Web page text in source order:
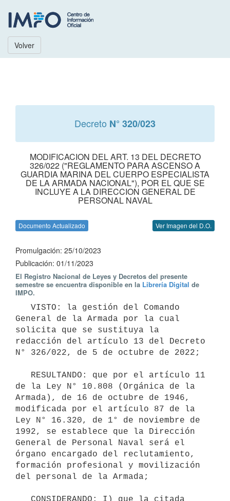
Volver
Decreto N° 320/023
MODIFICACION DEL ART. 13 DEL DECRETO
326/022 ("REGLAMENTO PARA ASCENSO A
GUARDIA MARINA DEL CUERPO ESPECIALISTA
DE LA ARMADA NACIONAL"), POR EL QUE SE
INCLUYE A LA DIRECCION GENERAL DE
PERSONAL NAVAL
Documento Actualizado Ver Imagen del D.O.
Promulgación: 25/10/2023
Publicación: 01/11/2023
El Registro Nacional de Leyes y Decretos del presente
semestre se encuentra disponible en la Librería Digital de
IMPO.
General de la Armada por la cual
solicita que se sustituya la
redacción del artículo 13 del Decreto
N° 326/022, de 5 de octubre de 2022;
de la Ley N° 10.808 (Orgánica de la
Armada), de 16 de octubre de 1946,
modificada por el artículo 87 de la
Ley N° 16.320, de 1° de noviembre de
1992, se establece que la Dirección
General de Personal Naval será el
órgano encargado del reclutamiento,
formación profesional y movilización
del personal de la Armada;